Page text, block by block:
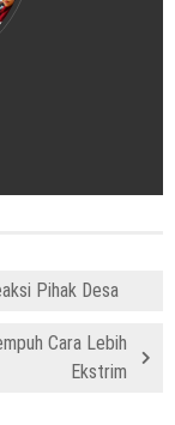
Pihak Desa
Cara Lebih
Ekstrim